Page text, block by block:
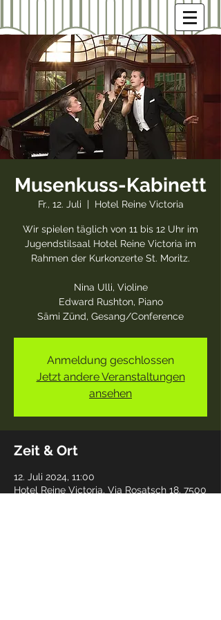
Musenkuss-Kabinett
Fr., 12. Juli
  |
Hotel Reine Victoria
Wir spielen täglich von 11 bis 12 Uhr im
Jugendstilsaal Hotel Reine Victoria im
Rahmen der Kurkonzerte St. Moritz.
Nina Ulli, Violine
Edward Rushton, Piano
Sämi Zünd, Gesang/Conference
Anmeldung geschlossen
Jetzt andere Veranstaltungen
ansehen
Zeit & Ort
12. Juli 2024, 11:00
Hotel Reine Victoria, Via Rosatsch 18, 7500